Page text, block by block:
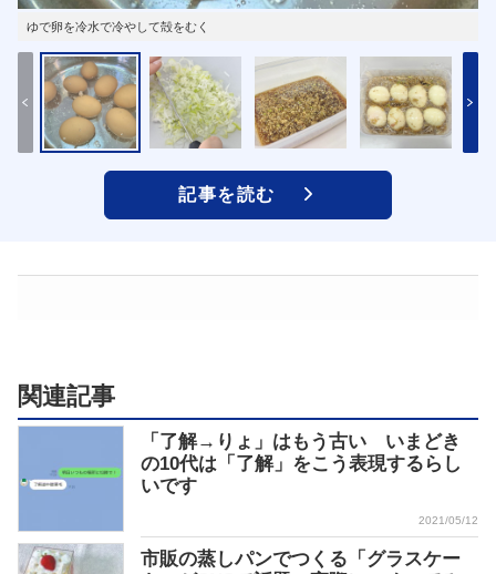
ゆで卵を冷水で冷やして殻をむく
記事を読む
関連記事
「了解→りょ」はもう古い いまどき
の10代は「了解」をこう表現するらし
いです
2021/05/12
市販の蒸しパンでつくる「グラスケー